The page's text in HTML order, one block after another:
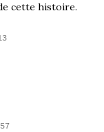
cette histoire.